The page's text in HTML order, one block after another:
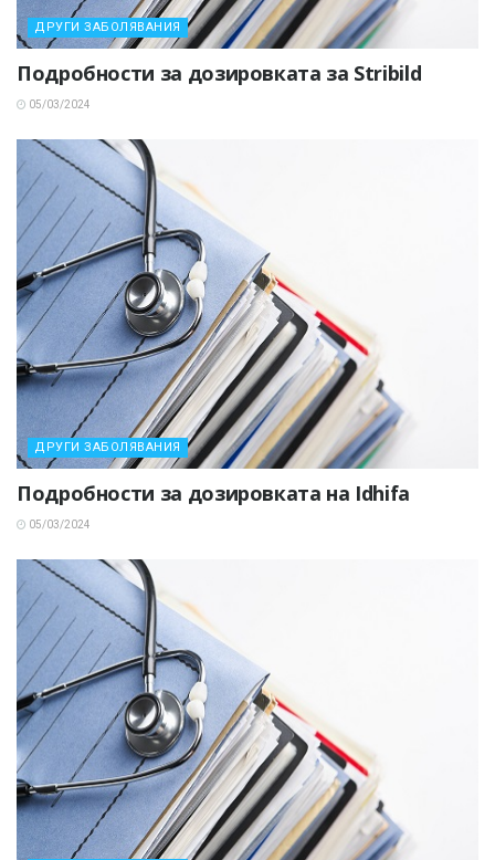
ДРУГИ ЗАБОЛЯВАНИЯ
Подробности за дозировката за Stribild
05/03/2024
ДРУГИ ЗАБОЛЯВАНИЯ
Подробности за дозировката на Idhifa
05/03/2024